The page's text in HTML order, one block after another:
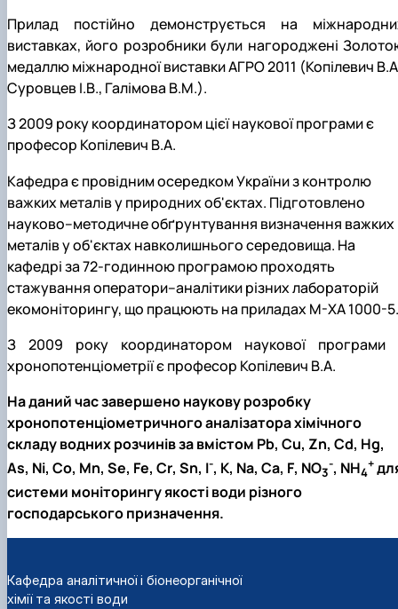
Прилад постійно демонструється на
виставках, його розробники були нагороджені
медаллю міжнародної виставки АГРО 2011 (Копілевич
Суровцев І.В., Галімова В.М.).
З 2009 року координатором цієї наукової програми є
професор Копілевич В.А.
Кафедра є провідним осередком України з контролю
важких металів у природних об'єктах. Підготовлено
науково–методичне обґрунтування визначення важких
металів у об'єктах навколишнього середовища. На
кафедрі за 72-годинною програмою проходять
стажування оператори–аналітики різних лабораторій
екомоніторингу, що працюють на приладах М-ХА 1000-5.
З 2009 року координатором наукової програми
хронопотенціометрії є професор Копілевич В.А.
На даний час завершено наукову розробку
хронопотенціометричного аналізатора хімічного
складу водних розчинів за вмістом Pb, Cu, Zn, Cd, Hg,
As, Ni, Co, Mn, Se, Fe, Cr, Sn, I-, K, Na, Ca, F, NO3
-, NH4
+
системи моніторингу якості води різного
господарського призначення.
Кафедра аналітичної і біонеорганічної
хімії та якості води